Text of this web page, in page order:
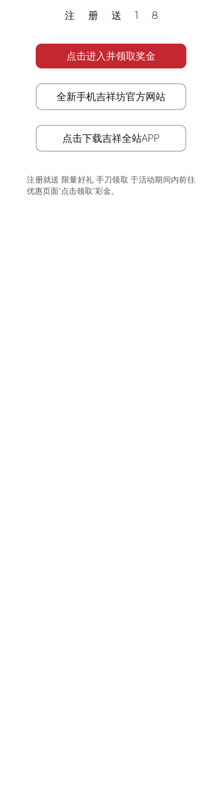
注册送18
点击进入并领取奖金
全新手机吉祥坊官方网站
点击下载吉祥全站APP
注册就送 限量好礼 手刀领取 于活动期间内前往
优惠页面”点击领取”彩金。